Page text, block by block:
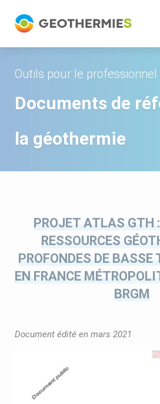
Outils pour le
Documents de
la géothermie
PROJET ATLAS GTH
RESSOURCES
PROFONDES DE BASSE
EN FRANCE
BRGM
Document édité en mars 2021